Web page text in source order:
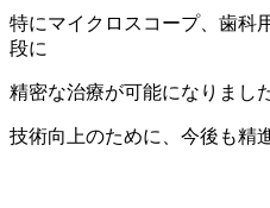
特にマイクロスコープ、歯科
段に
精密な治療が可能になりました
技術向上のために、今後も精